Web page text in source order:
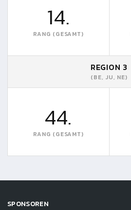
14.
RANG (GESAMT)
REGION 3
(BE, JU, NE)
44.
RANG (GESAMT)
SPONSOREN